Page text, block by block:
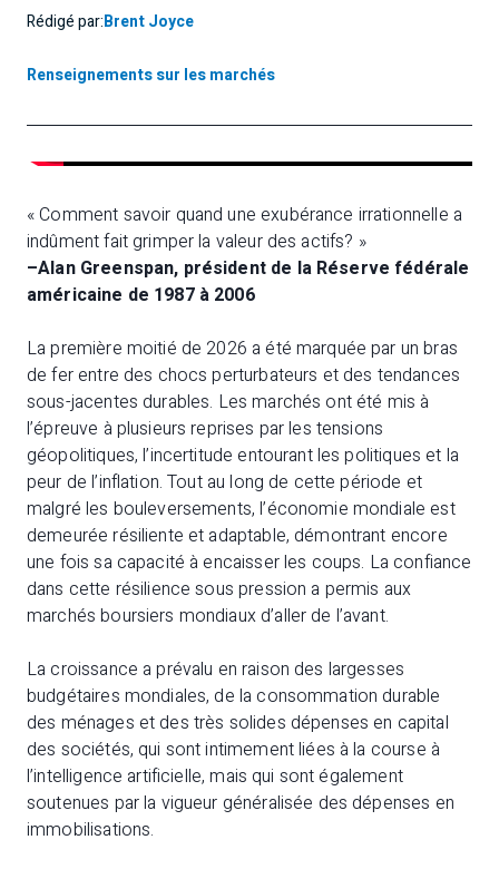
Rédigé par:Brent Joyce
Renseignements sur les marchés
« Comment savoir quand une exubérance irrationnelle a
indûment fait grimper la valeur des actifs? »
–Alan Greenspan, président de la Réserve fédérale
américaine de 1987 à 2006
La première moitié de 2026 a été marquée par un bras
de fer entre des chocs perturbateurs et des tendances
sous-jacentes durables. Les marchés ont été mis à
l’épreuve à plusieurs reprises par les tensions
géopolitiques, l’incertitude entourant les politiques et la
peur de l’inflation. Tout au long de cette période et
malgré les bouleversements, l’économie mondiale est
demeurée résiliente et adaptable, démontrant encore
une fois sa capacité à encaisser les coups. La confiance
dans cette résilience sous pression a permis aux
marchés boursiers mondiaux d’aller de l’avant.
La croissance a prévalu en raison des largesses
budgétaires mondiales, de la consommation durable
des ménages et des très solides dépenses en capital
des sociétés, qui sont intimement liées à la course à
l’intelligence artificielle, mais qui sont également
soutenues par la vigueur généralisée des dépenses en
immobilisations.